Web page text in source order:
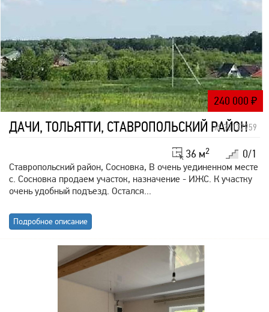
240 000 ₽
ДАЧИ, ТОЛЬЯТТИ, СТАВРОПОЛЬСКИЙ РАЙОН
id: 33137959
0/1
36 м2
Ставропольский район, Сосновка, В очень уединенном месте
с. Сосновка продаем участок, назначение - ИЖС. К участку
очень удобный подъезд. Остался...
Подробное описание